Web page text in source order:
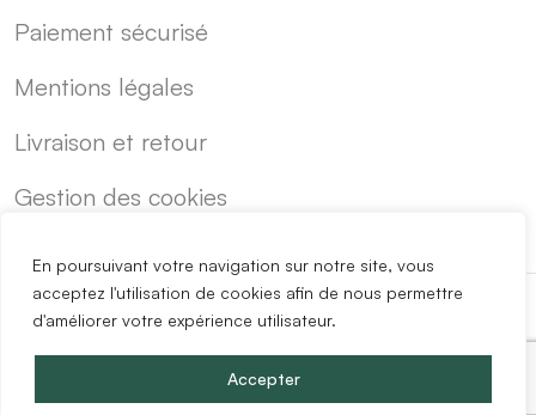
En poursuivant votre navigation sur notre site, vous
acceptez l'utilisation de cookies afin de nous permettre
d'améliorer votre expérience utilisateur.
Accepter
Paiement sécurisé
Mentions légales
Livraison et retour
Gestion des cookies
-
Copyright @2024 Easy Mobilier.